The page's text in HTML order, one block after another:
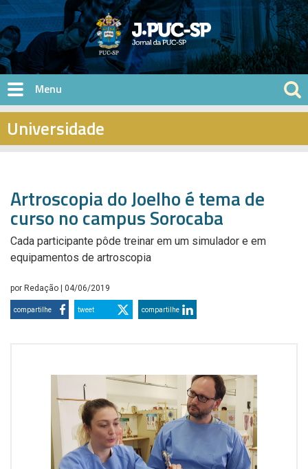
Pular para o conteúdo principal
Universidade
Artroscopia do Joelho é tema de
curso no campus Sorocaba
Cada participante pôde treinar em um simulador e em
equipamentos de artroscopia
por Redação | 04/06/2019
compartilhe tweet compartilhe